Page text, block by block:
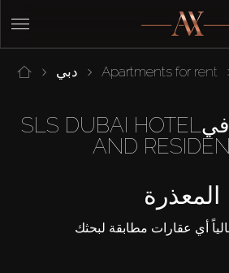
دبي Apartments for rent
شقق للإيجار فيSLS DUBAI HOTEL
AND
المعذرة
أي عقارات مطابقة لبحثك